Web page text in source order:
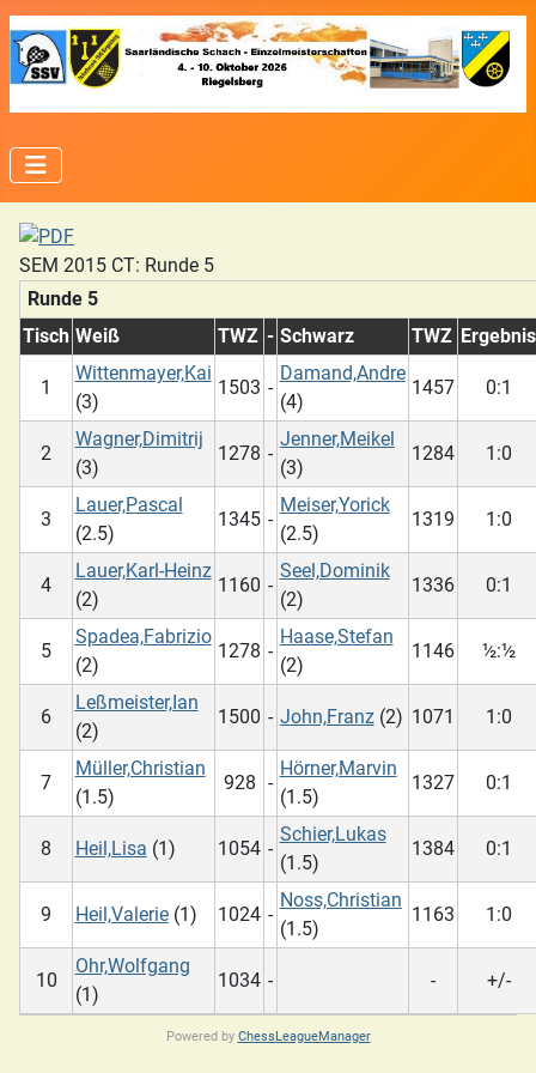
SEM 2015 CT: Runde 5
Runde 5
Tisch Weiß TWZ - Schwarz TWZ Ergebnis
1
Wittenmayer,Kai
(3)
1503 -
Damand,Andre
(4)
1457 0:1
2
Wagner,Dimitrij
(3)
1278 -
Jenner,Meikel
(3)
1284 1:0
3
Lauer,Pascal
(2.5)
1345 -
Meiser,Yorick
(2.5)
1319 1:0
4
Lauer,Karl-Heinz
(2)
1160 -
Seel,Dominik
(2)
1336 0:1
5
Spadea,Fabrizio
(2)
1278 -
Haase,Stefan
(2)
1146 ½:½
6
Leßmeister,Ian
(2)
1500 - John,Franz(2) 1071 1:0
7
Müller,Christian
(1.5)
928 -
Hörner,Marvin
(1.5)
1327 0:1
8 Heil,Lisa (1) 1054 -
Schier,Lukas
(1.5)
1384 0:1
9 Heil,Valerie(1) 1024 -
Noss,Christian
(1.5)
1163 1:0
10
Ohr,Wolfgang
(1)
1034 - - +/-
Powered by ChessLeagueManager